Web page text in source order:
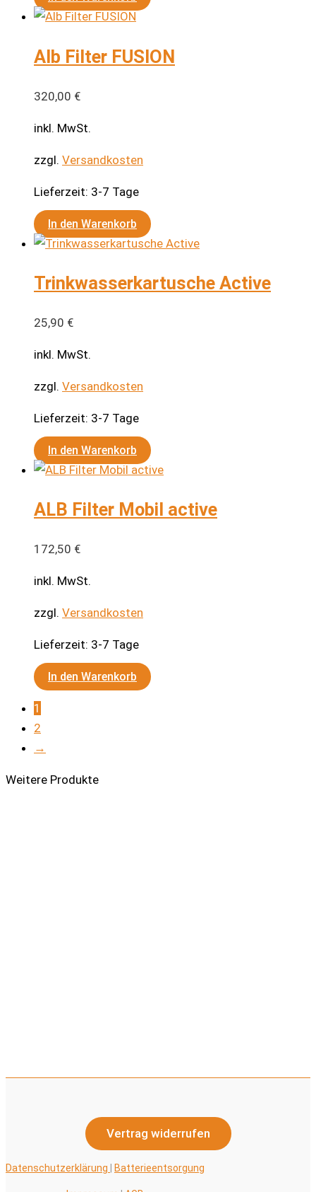
Alb Filter FUSION
320,00 €
inkl. MwSt.
zzgl. Versandkosten
Lieferzeit: 3-7 Tage
In den Warenkorb
Trinkwasserkartusche Active
25,90 €
inkl. MwSt.
zzgl. Versandkosten
Lieferzeit: 3-7 Tage
In den Warenkorb
ALB Filter Mobil active
172,50 €
inkl. MwSt.
zzgl. Versandkosten
Lieferzeit: 3-7 Tage
In den Warenkorb
1
2
→
Weitere Produkte
Vertrag widerrufen
Datenschutzerklärung Batterieentsorgung